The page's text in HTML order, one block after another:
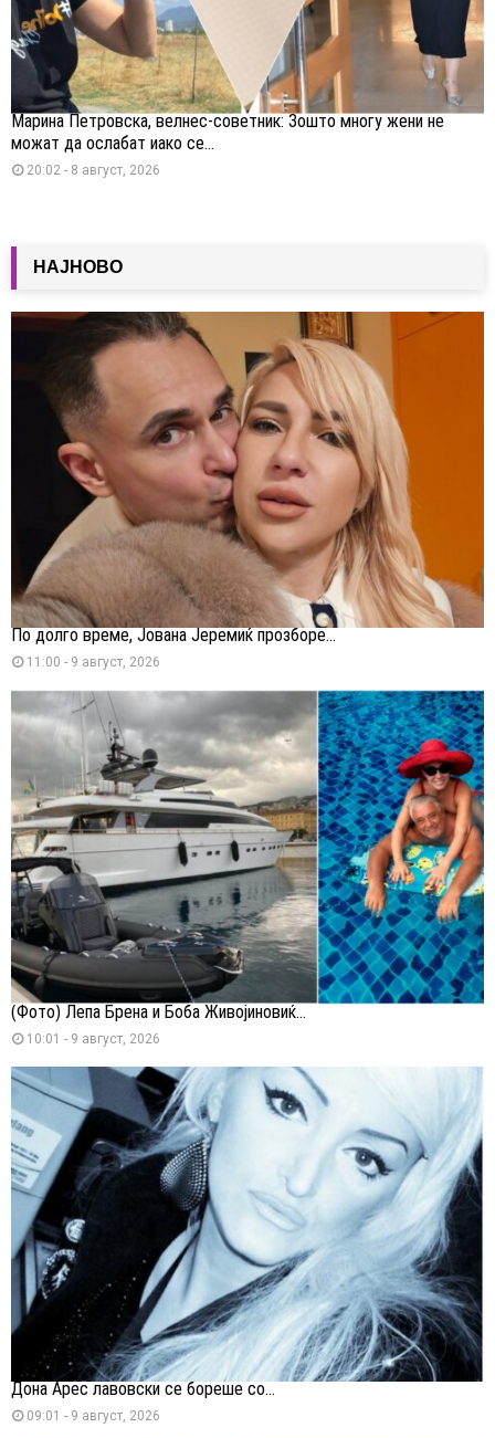
Марина Петровска, велнес-советник: Зошто многу жени не
можат да ослабат иако се...
20:02 - 8 август, 2026
НАЈНОВО
По долго време, Јована Јеремиќ прозборе...
11:00 - 9 август, 2026
(Фото) Лепа Брена и Боба Живојиновиќ...
10:01 - 9 август, 2026
Дона Арес лавовски се бореше со...
09:01 - 9 август, 2026